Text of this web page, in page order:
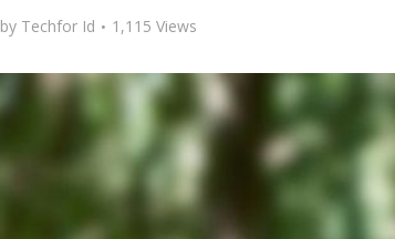
by Techfor Id 1,115 Views